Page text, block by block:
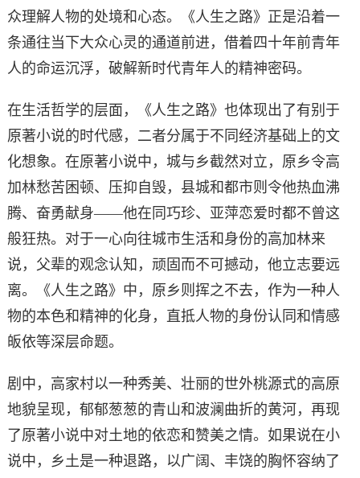
众理解人物的处境和心态。《人生之路》正是沿着一
条通往当下大众心灵的通道前进，借着四十年前青年
人的命运沉浮，破解新时代青年人的精神密码。
在生活哲学的层面，《人生之路》也体现出了有别于
原著小说的时代感，二者分属于不同经济基础上的文
化想象。在原著小说中，城与乡截然对立，原乡令高
加林愁苦困顿、压抑自毁，县城和都市则令他热血沸
腾、奋勇献身——他在同巧珍、亚萍恋爱时都不曾这
般狂热。对于一心向往城市生活和身份的高加林来
说，父辈的观念认知，顽固而不可撼动，他立志要远
离。《人生之路》中，原乡则挥之不去，作为一种人
物的本色和精神的化身，直抵人物的身份认同和情感
皈依等深层命题。
剧中，高家村以一种秀美、壮丽的世外桃源式的高原
地貌呈现，郁郁葱葱的青山和波澜曲折的黄河，再现
了原著小说中对土地的依恋和赞美之情。如果说在小
说中，乡土是一种退路，以广阔、丰饶的胸怀容纳了